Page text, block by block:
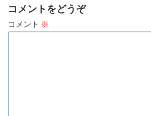
コメントをどうぞ
コメント ※